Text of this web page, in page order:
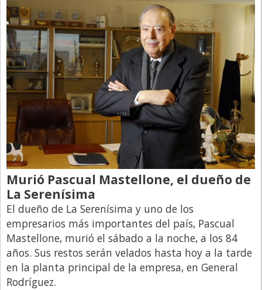
Murió Pascual Mastellone, el dueño de
La Serenísima
El dueño de La Serenísima y uno de los
empresarios más importantes del país, Pascual
Mastellone, murió el sábado a la noche, a los 84
años. Sus restos serán velados hasta hoy a la tarde
en la planta principal de la empresa, en General
Rodríguez.